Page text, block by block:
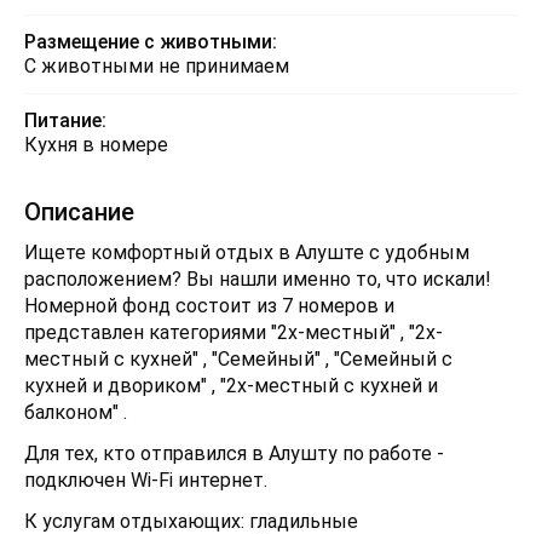
Размещение с животными:
С животными не принимаем
Питание:
Кухня в номере
Описание
Ищете комфортный отдых в Алуште с удобным
расположением? Вы нашли именно то, что искали!
Номерной фонд состоит из 7 номеров и
представлен категориями "2х-местный" , "2х-
местный с кухней" , "Семейный" , "Семейный с
кухней и двориком" , "2х-местный с кухней и
балконом" .
Для тех, кто отправился в Алушту по работе -
подключен Wi-Fi интернет.
К услугам отдыхающих: гладильные